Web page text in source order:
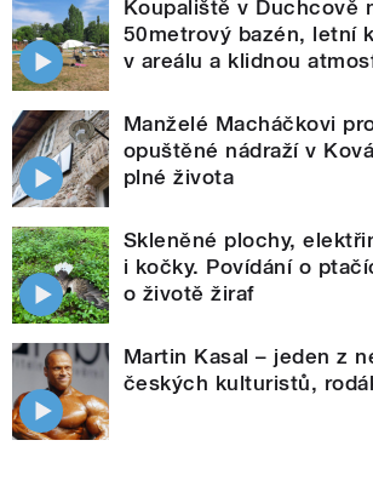
Koupaliště v Duchcově
50metrový bazén, letní
v areálu a klidnou
Manželé Macháčkovi
opuštěné nádraží v
plné života
Skleněné plochy,
i kočky. Povídání o
o životě žiraf
Martin Kasal – jeden z
českých kulturistů,